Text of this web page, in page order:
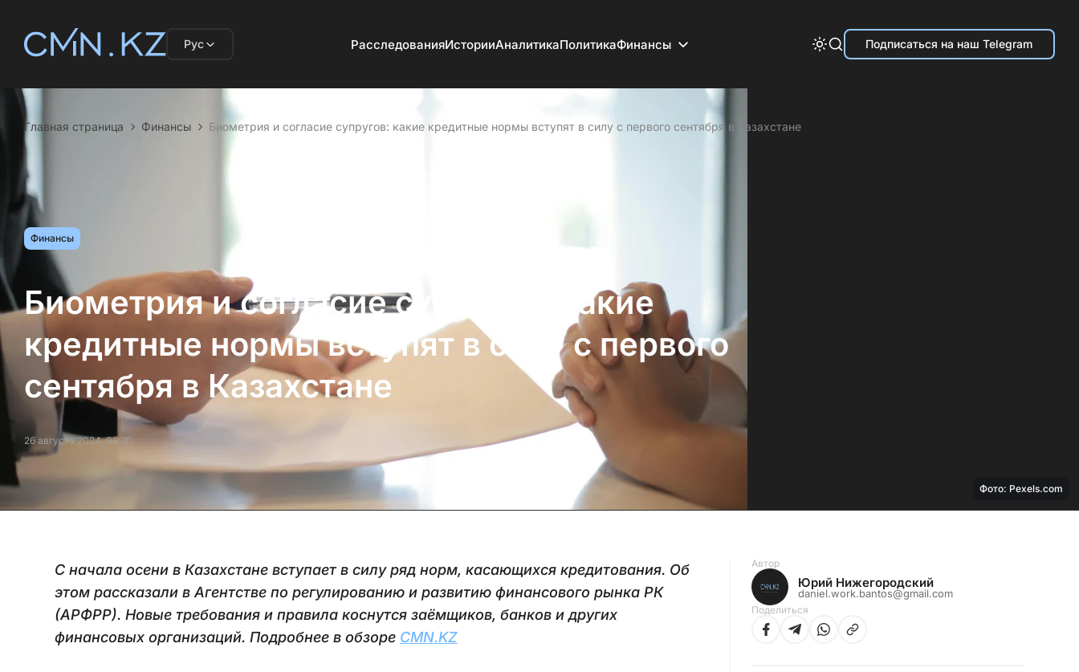
Рус РасследованияИсторииАналитикаПолитикаФинансы Подписаться на наш Telegram
Главная страница Финансы Биометрия и согласие супругов: какие кредитные нормы вступят в силу с первого сентября в Казахстане
Финансы
Биометрия и согласие супругов: какие
кредитные нормы вступят в силу с первого
сентября в Казахстане
26 августа 2024, 08:30
Фото: Pexels.com
С начала осени в Казахстане вступает в силу ряд норм, касающихся кредитования. Об
этом рассказали в Агентстве по регулированию и развитию финансового рынка РК
(АРФРР). Новые требования и правила коснутся заёмщиков, банков и других
финансовых организаций. Подробнее в обзоре CMN.KZ
Автор
Юрий Нижегородский
daniel.work.bantos@gmail.com
Поделиться